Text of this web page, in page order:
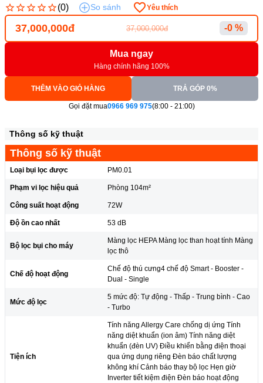
(0) So sánh Yêu thích
37,000,000đ 37,000,000đ -0 %
Mua ngay
Hàng chính hãng 100%
THÊM VÀO GIỎ HÀNG TRẢ GÓP 0%
Gọi đặt mua0966 969 975(8:00 - 21:00)
Thông số kỹ thuật
Thông số kỹ thuật
Loại bụi lọc được PM0.01
Phạm vi lọc hiệu quả Phòng 104m²
Công suất hoạt động 72W
Độ ồn cao nhất 53 dB
Bộ lọc bụi cho máy
Màng lọc HEPA Màng lọc than hoạt tính Màng
lọc thô
Chế độ hoạt động
Chế độ thú cưng4 chế độ Smart - Booster -
Dual - Single
Mức độ lọc
5 mức độ: Tự động - Thấp - Trung bình - Cao
- Turbo
Tiện ích
Tính năng Allergy Care chống dị ứng Tính
năng diệt khuẩn (ion âm) Tính năng diệt
khuẩn (đèn UV) Điều khiển bằng điện thoại
qua ứng dụng riêng Đèn báo chất lượng
không khí Cảnh báo thay bộ lọc Hẹn giờ
Inverter tiết kiệm điện Đèn báo hoạt động